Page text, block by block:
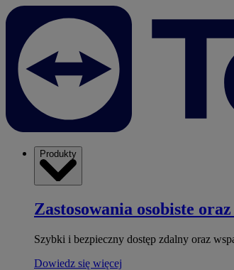
Produkty
Zastosowania osobiste
Szybki i bezpieczny dostęp zdalny oraz
Dowiedz się więcej